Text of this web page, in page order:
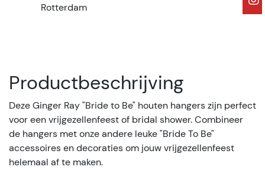
Rotterdam
Productbeschrijving
Deze Ginger Ray "Bride to Be" houten hangers zijn perfect
voor een vrijgezellenfeest of bridal shower. Combineer
de hangers met onze andere leuke "Bride To Be"
accessoires en decoraties om jouw vrijgezellenfeest
helemaal af te maken.